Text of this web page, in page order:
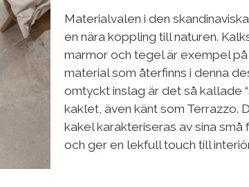
Materialvalen i den
en nära koppling till naturen.
marmor och tegel är exempel
material som återfinns i denna
omtyckt inslag är det så kallade
kaklet, även känt som Terrazzo.
kakel karakteriseras av sina
och ger en lekfull touch till